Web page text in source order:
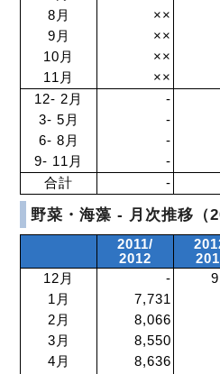
8月
××
9月
××
10月
××
11月
××
12- 2月
-
3- 5月
-
6- 8月
-
9- 11月
-
合計
-
野菜・海藻 - 月次推移（
2011/
2012
12月
-
1月
7,731
2月
8,066
3月
8,550
4月
8,636